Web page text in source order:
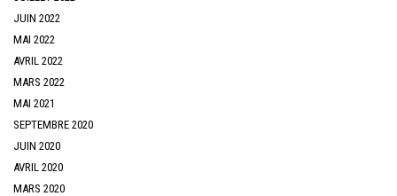
JUIN 2022
MAI 2022
AVRIL 2022
MARS 2022
MAI 2021
SEPTEMBRE 2020
JUIN 2020
AVRIL 2020
MARS 2020